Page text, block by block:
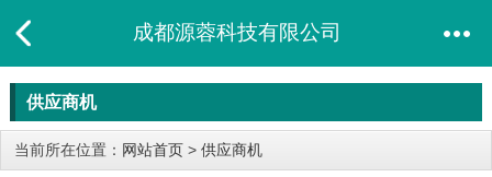
成都源蓉科技有限公司
供应商机
当前所在位置： 网站首页 > 供应商机